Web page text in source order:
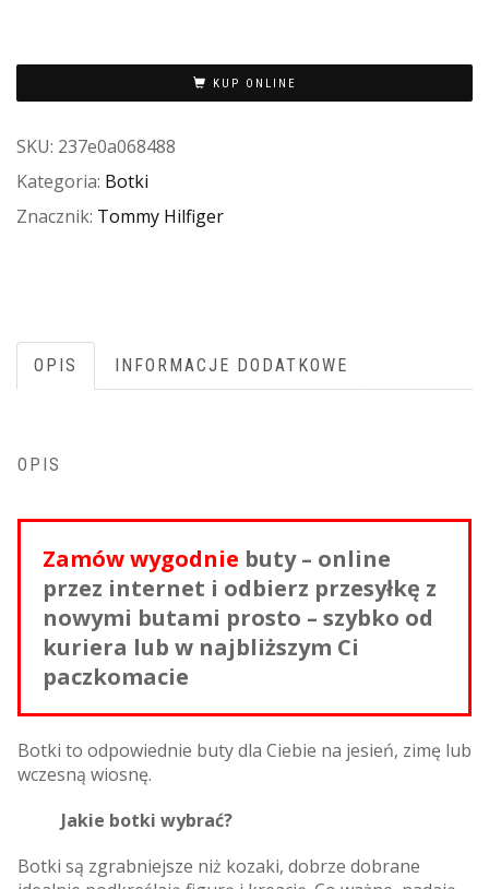
KUP ONLINE
SKU: 237e0a068488
Kategoria: Botki
Znacznik: Tommy Hilfiger
OPIS INFORMACJE DODATKOWE
OPIS
Zamów wygodnie buty – online
przez internet i odbierz przesyłkę z
nowymi butami prosto – szybko od
kuriera lub w najbliższym Ci
paczkomacie
Botki to odpowiednie buty dla Ciebie na jesień, zimę lub
wczesną wiosnę.
Jakie botki wybrać?
Botki są zgrabniejsze niż kozaki, dobrze dobrane